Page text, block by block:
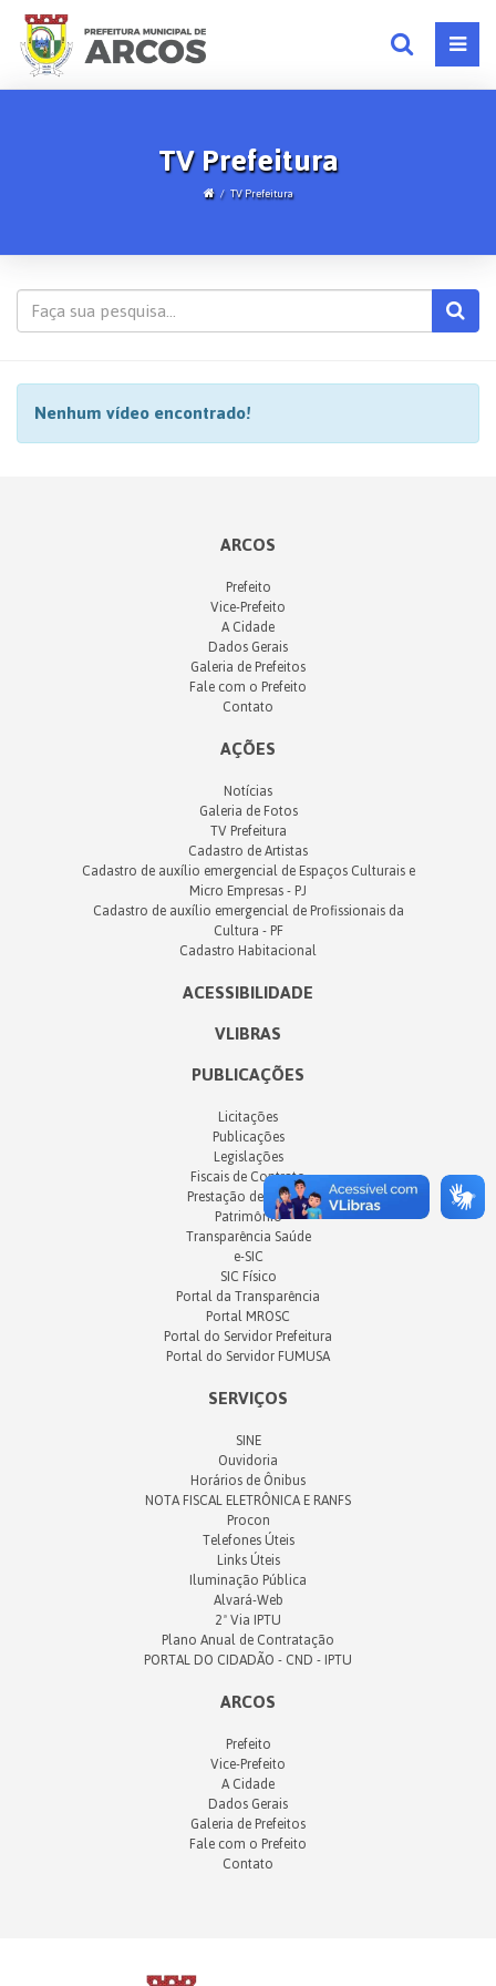
TV Prefeitura
TV Prefeitura
Nenhum vídeo encontrado!
ARCOS
Prefeito
Vice-Prefeito
A Cidade
Dados Gerais
Galeria de Prefeitos
Fale com o Prefeito
Contato
AÇÕES
Notícias
Galeria de Fotos
TV Prefeitura
Cadastro de Artistas
Cadastro de auxílio emergencial de Espaços Culturais e
Micro Empresas - PJ
Cadastro de auxílio emergencial de Profissionais da
Cultura - PF
Cadastro Habitacional
ACESSIBILIDADE
VLIBRAS
PUBLICAÇÕES
Licitações
Publicações
Legislações
Fiscais de Contrato
Prestação de Contas
Patrimônio
Transparência Saúde
e-SIC
SIC Físico
Portal da Transparência
Portal MROSC
Portal do Servidor Prefeitura
Portal do Servidor FUMUSA
SERVIÇOS
SINE
Ouvidoria
Horários de Ônibus
NOTA FISCAL ELETRÔNICA E RANFS
Procon
Telefones Úteis
Links Úteis
Iluminação Pública
Alvará-Web
2ª Via IPTU
Plano Anual de Contratação
PORTAL DO CIDADÃO - CND - IPTU
ARCOS
Prefeito
Vice-Prefeito
A Cidade
Dados Gerais
Galeria de Prefeitos
Fale com o Prefeito
Contato